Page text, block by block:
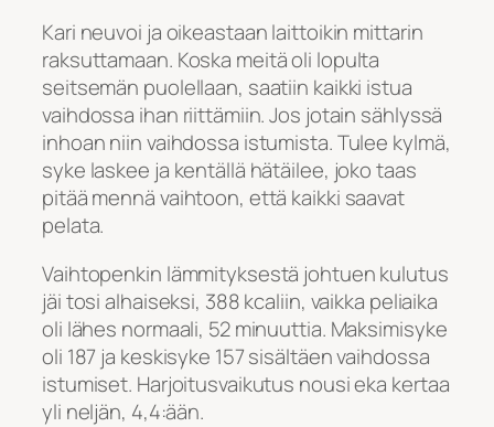
Kari neuvoi ja oikeastaan laittoikin mittarin
raksuttamaan. Koska meitä oli lopulta
seitsemän puolellaan, saatiin kaikki istua
vaihdossa ihan riittämiin. Jos jotain sählyssä
inhoan niin vaihdossa istumista. Tulee kylmä,
syke laskee ja kentällä hätäilee, joko taas
pitää mennä vaihtoon, että kaikki saavat
pelata.
Vaihtopenkin lämmityksestä johtuen kulutus
jäi tosi alhaiseksi, 388 kcaliin, vaikka peliaika
oli lähes normaali, 52 minuuttia. Maksimisyke
oli 187 ja keskisyke 157 sisältäen vaihdossa
istumiset. Harjoitusvaikutus nousi eka kertaa
yli neljän, 4,4:ään.